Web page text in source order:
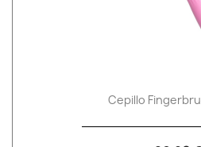
Cepillo